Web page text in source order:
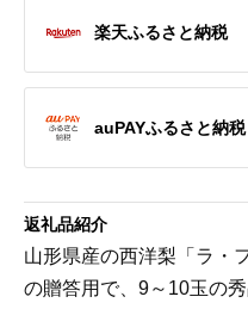
楽天ふるさと納税
auPAYふるさと納税
返礼品紹介
山形県産の西洋梨「ラ・
の贈答用で、9～10玉の